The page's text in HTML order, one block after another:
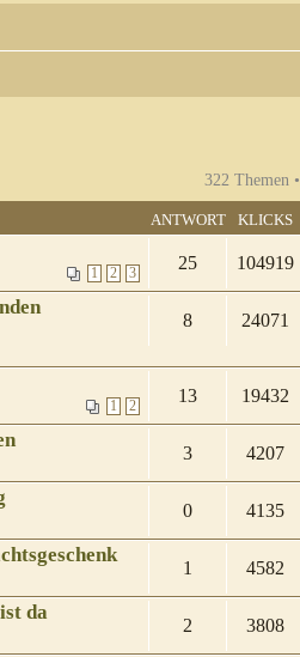
322 Themen •
ANTWORT KLICKS
1 2 3
25 104919
8 24071
1 2
13 19432
3 4207
0 4135
1 4582
da
2 3808